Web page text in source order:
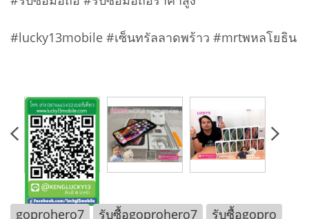
#lucky13mobile #เซ็นทรัลลาดพร้าว #mrtพหลโยธิน
goprohero7 รับซื้อgoprohero7
รับซื้อgopro